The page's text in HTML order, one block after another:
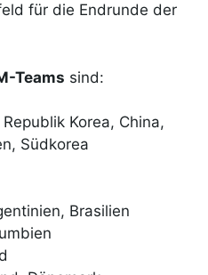
für die Endrunde der
Teams sind:
Korea, China,
Südkorea
Brasilien